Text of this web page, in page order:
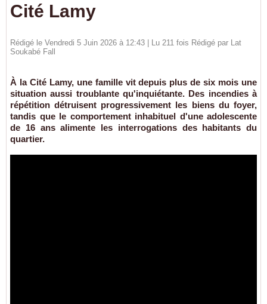
Cité Lamy
Rédigé le Vendredi 5 Juin 2026 à 12:43 | Lu 211 fois Rédigé par Lat
Soukabé Fall
À la Cité Lamy, une famille vit depuis plus de six mois une
situation aussi troublante qu'inquiétante. Des incendies à
répétition détruisent progressivement les biens du foyer,
tandis que le comportement inhabituel d'une adolescente
de 16 ans alimente les interrogations des habitants du
quartier.